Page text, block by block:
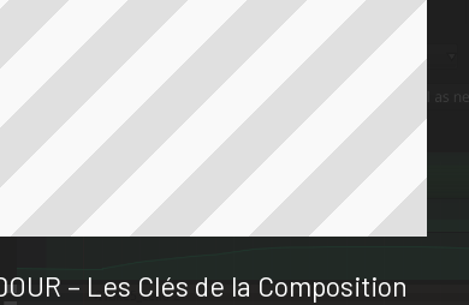
– Les Clés de la Composition